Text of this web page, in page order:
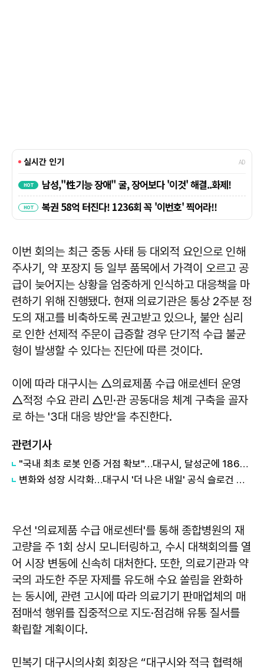
이번 회의는 최근 중동 사태 등 대외적 요인으로 인해
주사기, 약 포장지 등 일부 품목에서 가격이 오르고 공
급이 늦어지는 상황을 엄중하게 인식하고 대응책을 마
련하기 위해 진행됐다. 현재 의료기관은 통상 2주분 정
도의 재고를 비축하도록 권고받고 있으나, 불안 심리
로 인한 선제적 주문이 급증할 경우 단기적 수급 불균
형이 발생할 수 있다는 진단에 따른 것이다.
이에 따라 대구시는 △의료제품 수급 애로센터 운영
△적정 수요 관리 △민·관 공동대응 체계 구축을 골자
로 하는 '3대 대응 방안'을 추진한다.
관련기사
"국내 최초 로봇 인증 거점 확보"…대구시, 달성군에 186억 투입해 휴머노이드 센터 구축
변화와 성장 시각화…대구시 '더 나은 내일' 공식 슬로건 디자인 공개
우선 '의료제품 수급 애로센터'를 통해 종합병원의 재
고량을 주 1회 상시 모니터링하고, 수시 대책회의를 열
어 시장 변동에 신속히 대처한다. 또한, 의료기관과 약
국의 과도한 주문 자제를 유도해 수요 쏠림을 완화하
는 동시에, 관련 고시에 따라 의료기기 판매업체의 매
점매석 행위를 집중적으로 지도·점검해 유통 질서를
확립할 계획이다.
민복기 대구시의사회 회장은 “대구시와 적극 협력해